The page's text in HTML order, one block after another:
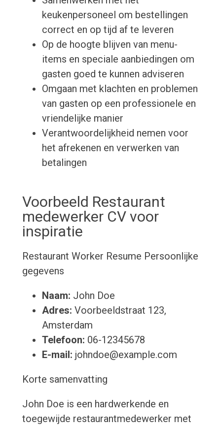
keukenpersoneel om bestellingen
correct en op tijd af te leveren
Op de hoogte blijven van menu-
items en speciale aanbiedingen om
gasten goed te kunnen adviseren
Omgaan met klachten en problemen
van gasten op een professionele en
vriendelijke manier
Verantwoordelijkheid nemen voor
het afrekenen en verwerken van
betalingen
Voorbeeld Restaurant
medewerker CV voor
inspiratie
Restaurant Worker Resume Persoonlijke
gegevens
Naam: John Doe
Adres: Voorbeeldstraat 123,
Amsterdam
Telefoon: 06-12345678
E-mail: johndoe@example.com
Korte samenvatting
John Doe is een hardwerkende en
toegewijde restaurantmedewerker met